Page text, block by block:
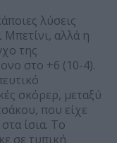
λύσεις
Μπετίνι, αλλά η
της
στο +6 (10-4).
σκόρερ, μεταξύ
που είχε
ίσια. Το
σε τυπική